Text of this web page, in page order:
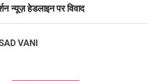
न्यूज़ हेडलाइन पर विवाद
VANI